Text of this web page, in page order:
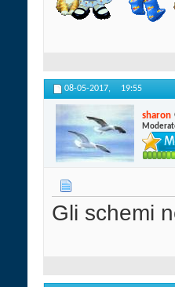
08-05-2017, 19:55
sharon
Gli schemi